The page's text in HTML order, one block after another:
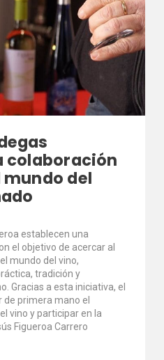
colaboración
del
establecen una
el objetivo de acercar al
mundo del vino,
tradición y
Gracias a esta iniciativa, el
primera mano el
vino y participar en la
Figueroa Carrero